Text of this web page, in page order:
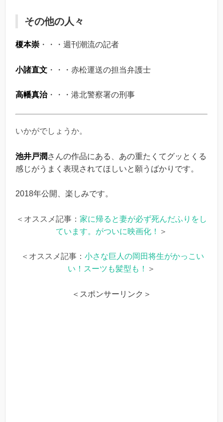
その他の人々
榎本崇 ・・・週刊潮流の記者
小諸直文 ・・・赤松運送の担当弁護士
高幡真治・・・港北警察署の刑事
いかがでしょうか。
池井戸潤さんの作品にある、あの重たくてグッとくる
感じがうまく表現されてほしいと願うばかりです。
2018年公開、楽しみです。
＜オススメ記事： 家に帰ると妻が必ず死んだふりをし
ています。がついに映画化！
＞
＜オススメ記事： 小さな巨人の岡田将生がかっこい
い！スーツも髪型も！
＞
＜スポンサーリンク＞